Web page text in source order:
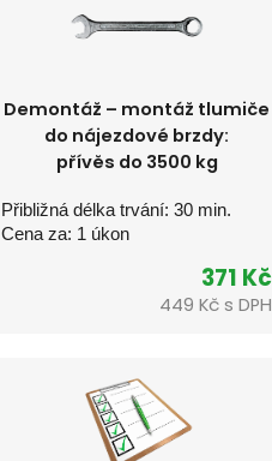
Demontáž – montáž tlumiče
do nájezdové brzdy:
přívěs do 3500 kg
Přibližná délka trvání: 30 min.
Cena za: 1 úkon
371 Kč
449 Kč s DPH